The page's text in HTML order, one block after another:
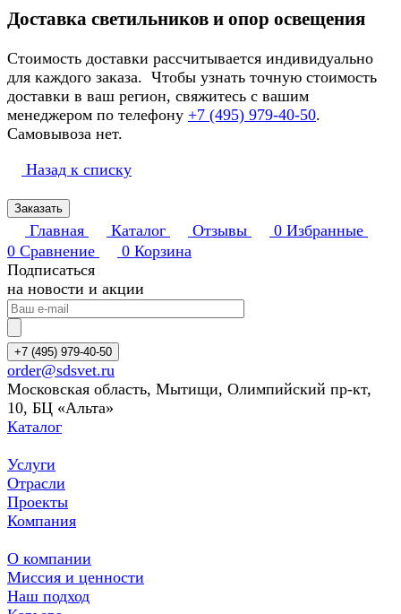
Доставка светильников и опор освещения
Стоимость доставки рассчитывается индивидуально
для каждого заказа. Чтобы узнать точную стоимость
доставки в ваш регион, свяжитесь с вашим
менеджером по телефону +7 (495) 979-40-50.
Самовывоза нет.
Назад к списку
Заказать
Главная Каталог Отзывы 0 Избранные
0 Сравнение 0 Корзина
Подписаться
на новости и акции
+7 (495) 979-40-50
order@sdsvet.ru
Московская область, Мытищи, Олимпийский пр-кт,
10, БЦ «Альта»
Каталог
Услуги
Отрасли
Проекты
Компания
О компании
Миссия и ценности
Наш подход